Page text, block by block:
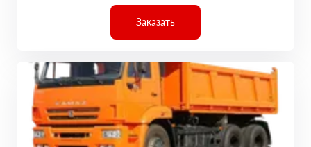
Заказать